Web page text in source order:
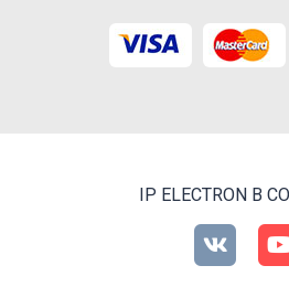
IP ELECTRON В